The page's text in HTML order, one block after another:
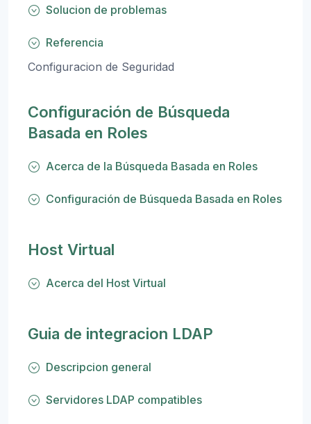
Solucion de problemas
Referencia
Configuracion de Seguridad
Configuración de Búsqueda
Basada en Roles
Acerca de la Búsqueda Basada en Roles
Configuración de Búsqueda Basada en Roles
Host Virtual
Acerca del Host Virtual
Guia de integracion LDAP
Descripcion general
Servidores LDAP compatibles